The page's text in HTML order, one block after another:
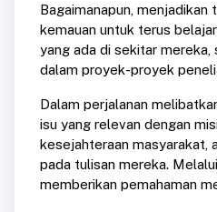
Bagaimanapun,
kemauan untuk terus
yang ada di sekitar
dalam proyek-proyek
Dalam perjalanan
isu yang relevan dengan
kesejahteraan masyarakat,
pada tulisan mereka.
memberikan pemahaman